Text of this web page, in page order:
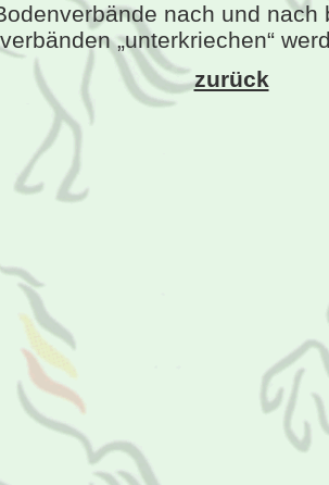
nach und nach
„unterkriechen“
zurück